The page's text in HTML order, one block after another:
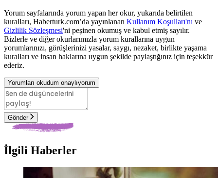
Yorum sayfalarında yorum yapan her okur, yukarıda belirtilen
kuralları, Haberturk.com’da yayınlanan Kullanım Koşulları'nı ve
Gizlilik Sözleşmesi'ni peşinen okumuş ve kabul etmiş sayılır.
Bizlerle ve diğer okurlarımızla yorum kurallarına uygun
yorumlarınızı, görüşlerinizi yasalar, saygı, nezaket, birlikte yaşama
kuralları ve insan haklarına uygun şekilde paylaştığınız için teşekkür
ederiz.
Yorumları okudum onaylıyorum
Gönder
İlgili Haberler